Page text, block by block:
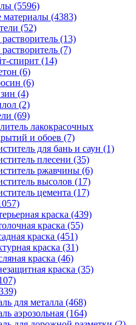
(5596)
материалы (4383)
(52)
растворитель (13)
растворитель (7)
спирит (14)
(6)
(6)
(4)
(2)
(69)
лакокрасочных
и обоев (7)
для бань и саун (1)
плесени (35)
ржавчины (6)
высолов (17)
цемента (17)
краска (439)
краска (55)
краска (451)
краска (31)
краска (46)
краска (35)
для металла (468)
аэрозольная (164)